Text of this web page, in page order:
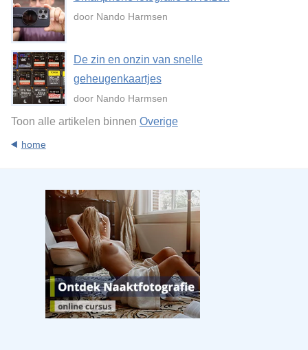
door Nando Harmsen
De zin en onzin van snelle
geheugenkaartjes
door Nando Harmsen
Toon alle artikelen binnen Overige
home